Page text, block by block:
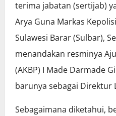
terima jabatan (sertijab)
Arya Guna Markas
Sulawesi Barar (Sulbar),
menandakan resminya
(AKBP) I Made Darmade
barunya sebagai Direktur
Sebagaimana diketahui,